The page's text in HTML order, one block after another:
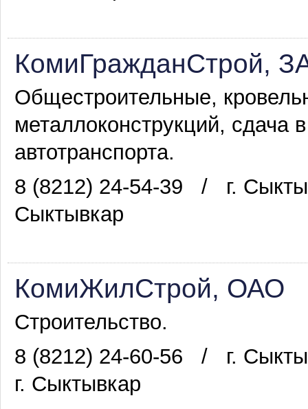
КомиГражданСтрой,
Общестроительные,
металлоконструкций, сдача
автотранспорта.
8 (8212) 24-54-39
/
г.
Сыктывкар
КомиЖилСтрой, ОАО
Строительство.
8 (8212) 24-60-56
/
г.
г. Сыктывкар